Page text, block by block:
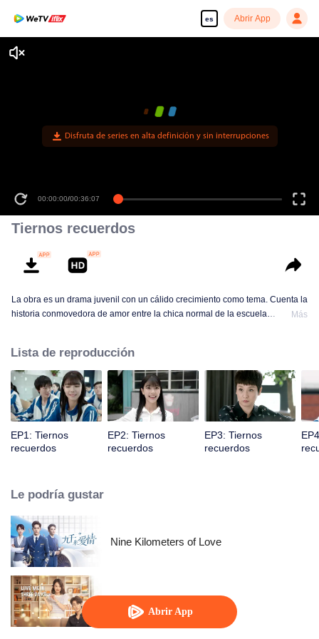
es Abrir App
Abrir App
Disfruta de series en alta definición y sin interrupciones
00:00:00/00:36:07
Tiernos recuerdos
La obra es un drama juvenil con un cálido crecimiento como tema. Cuenta la
historia conmovedora de amor entre la chica normal de la escuela
gusta la música. Sus crecimientos hacen reflexionar profundamente.
Más
Lista de reproducción
EP1: Tiernos
recuerdos
EP2: Tiernos
recuerdos
EP3: Tiernos
recuerdos
Le podría gustar
Nine Kilometers of Love